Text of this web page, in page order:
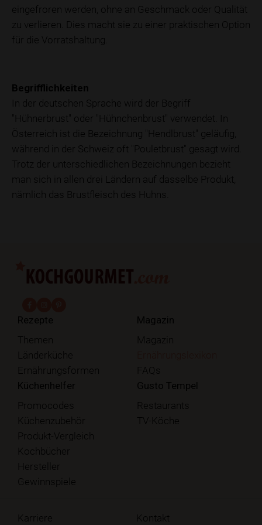
eingefroren werden, ohne an Geschmack oder Qualität
zu verlieren. Dies macht sie zu einer praktischen Option
für die Vorratshaltung.
Begrifflichkeiten
In der deutschen Sprache wird der Begriff
"Hühnerbrust" oder "Hühnchenbrust" verwendet. In
Österreich ist die Bezeichnung "Hendlbrust" geläufig,
während in der Schweiz oft "Pouletbrust" gesagt wird.
Trotz der unterschiedlichen Bezeichnungen bezieht
man sich in allen drei Ländern auf dasselbe Produkt,
nämlich das Brustfleisch des Huhns.
Rezepte
Themen
Länderküche
Ernährungsformen
Magazin
Magazin
FAQs
Küchenhelfer
Promocodes
Küchenzubehör
Produkt-Vergleich
Kochbücher
Hersteller
Gewinnspiele
Gusto Tempel
Restaurants
TV-Köche
Karriere Kontakt